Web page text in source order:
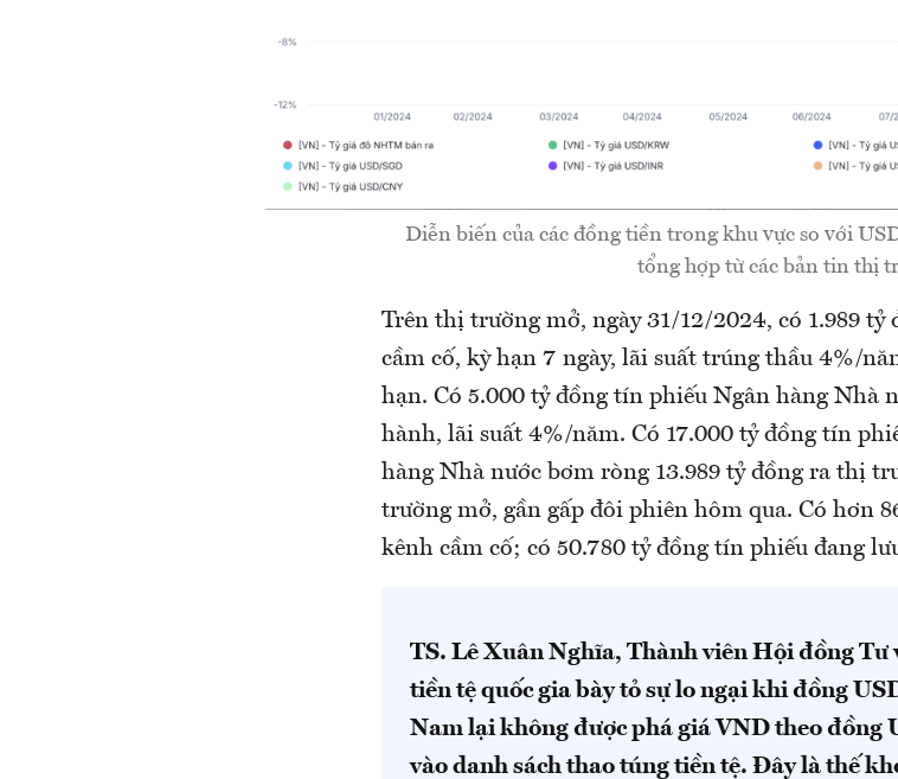
Diễn biến của các đồng tiền trong khu vực so với
tổng hợp từ các bản tin thị
Trên thị trường mở, ngày 31/12/2024, có 1.989
cầm cố, kỳ hạn 7 ngày, lãi suất trúng thầu 4%/
hạn. Có 5.000 tỷ đồng tín phiếu Ngân hàng Nhà
hành, lãi suất 4%/năm. Có 17.000 tỷ đồng tín
hàng Nhà nước bơm ròng 13.989 tỷ đồng ra thị
trường mở, gần gấp đôi phiên hôm qua. Có hơn
kênh cầm cố; có 50.780 tỷ đồng tín phiếu đang
TS. Lê Xuân Nghĩa, Thành viên Hội đồng Tư
tiền tệ quốc gia bày tỏ sự lo ngại khi đồng
Nam lại không được phá giá VND theo đồng
vào danh sách thao túng tiền tệ. Đây là thế